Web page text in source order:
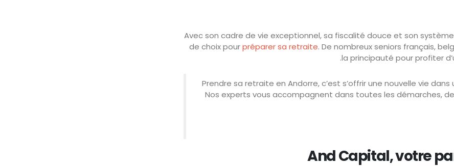
Avec son cadre de vie exceptionnel, sa fiscalité douce et son
de choix pourpréparer sa retraite. De nombreux seniors français,
la principauté pour profiter
« Prendre sa retraite en Andorre, c’est s’offrir une nouvelle vie
Nos experts vous accompagnent dans toutes les démarches,
And Capital, votre